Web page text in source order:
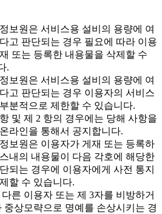
보원은 서비스용 설비의 용량에 여
고 판단되는 경우 필요에 따라 이용
또는 등록한 내용물을 삭제할 수
.
보원은 서비스용 설비의 용량에 여
고 판단되는 경우 이용자의 서비스
분적으로 제한할 수 있습니다.
및 제 2 항의 경우에는 당해 사항을
라인을 통해서 공지합니다.
보원은 이용자가 게재 또는 등록하
내의 내용물이 다음 각호에 해당한
되는 경우에 이용자에게 사전 통지
할 수 있습니다.
다른 이용자 또는 제 3자를 비방하거
중상모략으로 명예를 손상시키는 경